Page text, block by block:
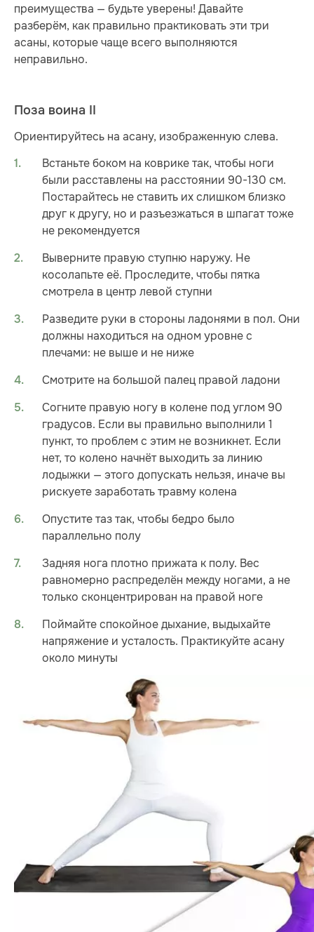
преимущества — будьте уверены! Давайте
разберём, как правильно практиковать эти три
асаны, которые чаще всего выполняются
неправильно.
Поза воина II
Ориентируйтесь на асану, изображенную слева.
Встаньте боком на коврике так, чтобы ноги
были расставлены на расстоянии 90-130 см.
Постарайтесь не ставить их слишком близко
друг к другу, но и разъезжаться в шпагат тоже
не рекомендуется
Выверните правую ступню наружу. Не
косолапьте её. Проследите, чтобы пятка
смотрела в центр левой ступни
Разведите руки в стороны ладонями в пол. Они
должны находиться на одном уровне с
плечами: не выше и не ниже
Смотрите на большой палец правой ладони
Согните правую ногу в колене под углом 90
градусов. Если вы правильно выполнили 1
пункт, то проблем с этим не возникнет. Если
нет, то колено начнёт выходить за линию
лодыжки — этого допускать нельзя, иначе вы
рискуете заработать травму колена
Опустите таз так, чтобы бедро было
параллельно полу
Задняя нога плотно прижата к полу. Вес
равномерно распределён между ногами, а не
только сконцентрирован на правой ноге
Поймайте спокойное дыхание, выдыхайте
напряжение и усталость. Практикуйте асану
около минуты